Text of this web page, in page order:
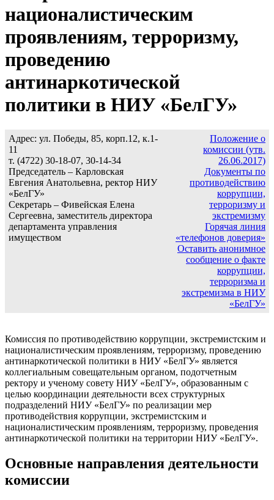
националистическим
проявлениям, терроризму,
проведению
антинаркотической
политики в НИУ «БелГУ»
Адрес: ул. Победы, 85, корп.12, к.1-
11
т. (4722) 30-18-07, 30-14-34
Председатель – Карловская
Евгения Анатольевна, ректор НИУ
«БелГУ»
Секретарь – Фивейская Елена
Сергеевна, заместитель директора
департамента управления
имуществом
Положение о
комиссии (утв.
26.06.2017)
Документы по
противодействию
коррупции,
терроризму и
экстремизму
Горячая линия
«телефонов доверия»
Оставить анонимное
сообщение о факте
коррупции,
терроризма и
экстремизма в НИУ
«БелГУ»
Комиссия по противодействию коррупции, экстремистским и
националистическим проявлениям, терроризму, проведению
антинаркотической политики в НИУ «БелГУ» является
коллегиальным совещательным органом, подотчетным
ректору и ученому совету НИУ «БелГУ», образованным с
целью координации деятельности всех структурных
подразделений НИУ «БелГУ» по реализации мер
противодействия коррупции, экстремистским и
националистическим проявлениям, терроризму, проведения
антинаркотической политики на территории НИУ «БелГУ».
Основные направления деятельности
комиссии